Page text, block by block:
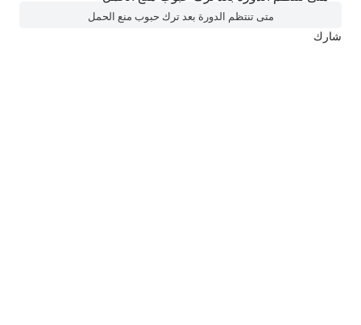
متى تنتظم الدورة بعد ترك حبوب منع الحمل
شارك